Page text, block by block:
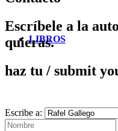
LIBROS
Escríbele a la
quieras.
haz tu / submit
Escribe a: